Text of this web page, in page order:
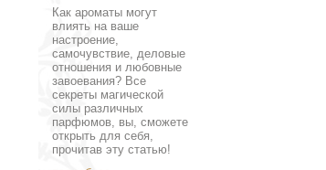
Как ароматы могут
влиять на ваше
настроение,
самочувствие, деловые
отношения и любовные
завоевания? Все
секреты магической
силы различных
парфюмов, вы, сможете
открыть для себя,
прочитав эту статью!